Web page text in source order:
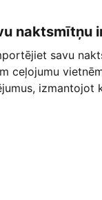
naktsmītņu
savu
ceļojumu
izmantojot